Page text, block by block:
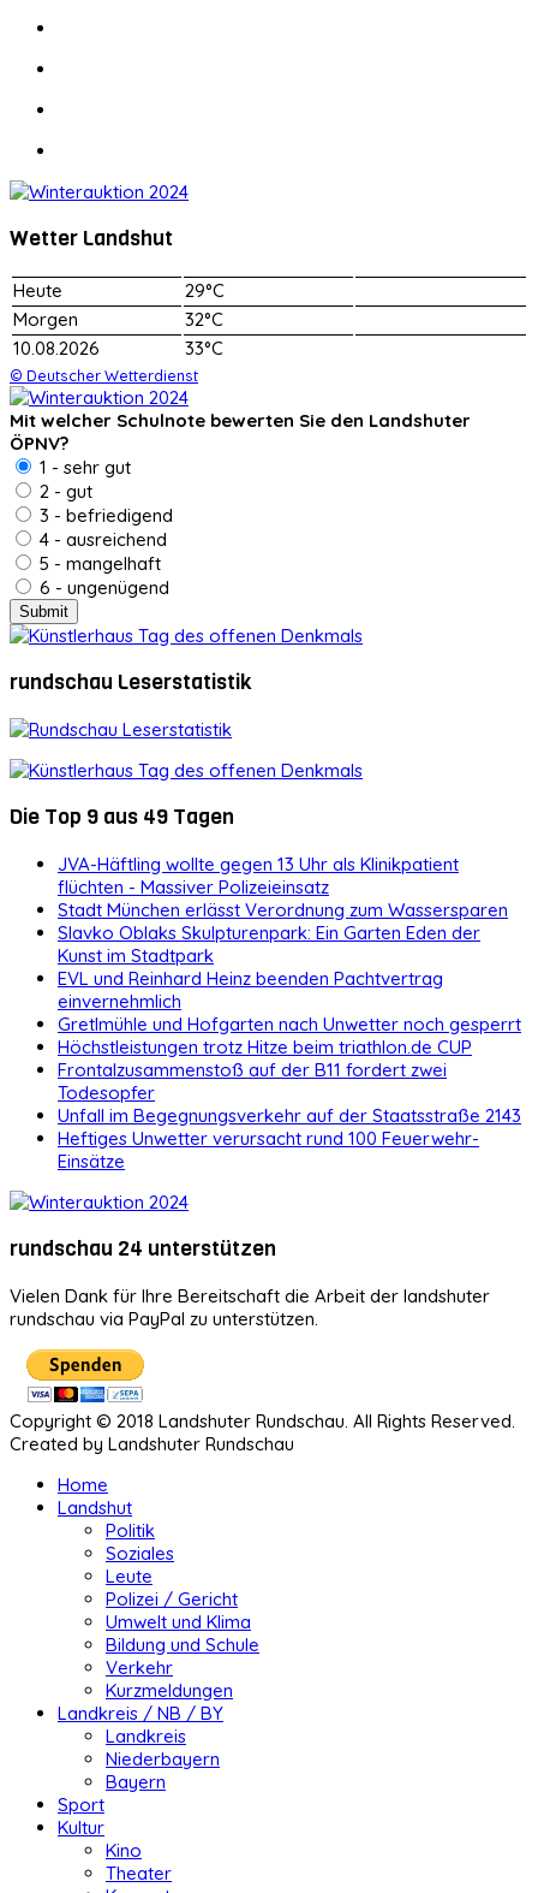
Wetter Landshut
Heute
29°C
Morgen
32°C
10.08.2026
33°C
© Deutscher Wetterdienst
Mit welcher Schulnote bewerten Sie den Landshuter
ÖPNV?
1 - sehr gut
2 - gut
3 - befriedigend
4 - ausreichend
5 - mangelhaft
6 - ungenügend
rundschau Leserstatistik
Die Top 9 aus 49 Tagen
JVA-Häftling wollte gegen 13 Uhr als Klinikpatient
flüchten - Massiver Polizeieinsatz
Stadt München erlässt Verordnung zum Wassersparen
Slavko Oblaks Skulpturenpark: Ein Garten Eden der
Kunst im Stadtpark
EVL und Reinhard Heinz beenden Pachtvertrag
einvernehmlich
Gretlmühle und Hofgarten nach Unwetter noch gesperrt
Höchstleistungen trotz Hitze beim triathlon.de CUP
Frontalzusammenstoß auf der B11 fordert zwei
Todesopfer
Unfall im Begegnungsverkehr auf der Staatsstraße 2143
Heftiges Unwetter verursacht rund 100 Feuerwehr-
Einsätze
rundschau 24 unterstützen
Vielen Dank für Ihre Bereitschaft die Arbeit der landshuter
rundschau via PayPal zu unterstützen.
Copyright © 2018 Landshuter Rundschau. All Rights Reserved.
Created by Landshuter Rundschau
Home
Landshut
Politik
Soziales
Leute
Polizei / Gericht
Umwelt und Klima
Bildung und Schule
Verkehr
Kurzmeldungen
Landkreis / NB / BY
Landkreis
Niederbayern
Bayern
Sport
Kultur
Kino
Theater